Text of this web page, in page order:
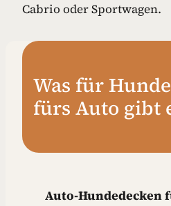
Cabrio oder Sportwagen.
Was für
fürs Auto gibt
Auto-Hundedecken